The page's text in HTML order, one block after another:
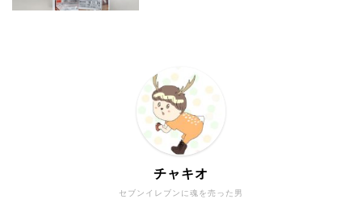
セブンイレブンに魂を売った男
チャキオ